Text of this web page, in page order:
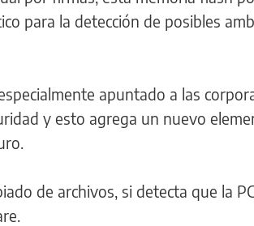
para la detección de posibles
apuntado a las
y esto agrega un nuevo
de archivos, si detecta que la